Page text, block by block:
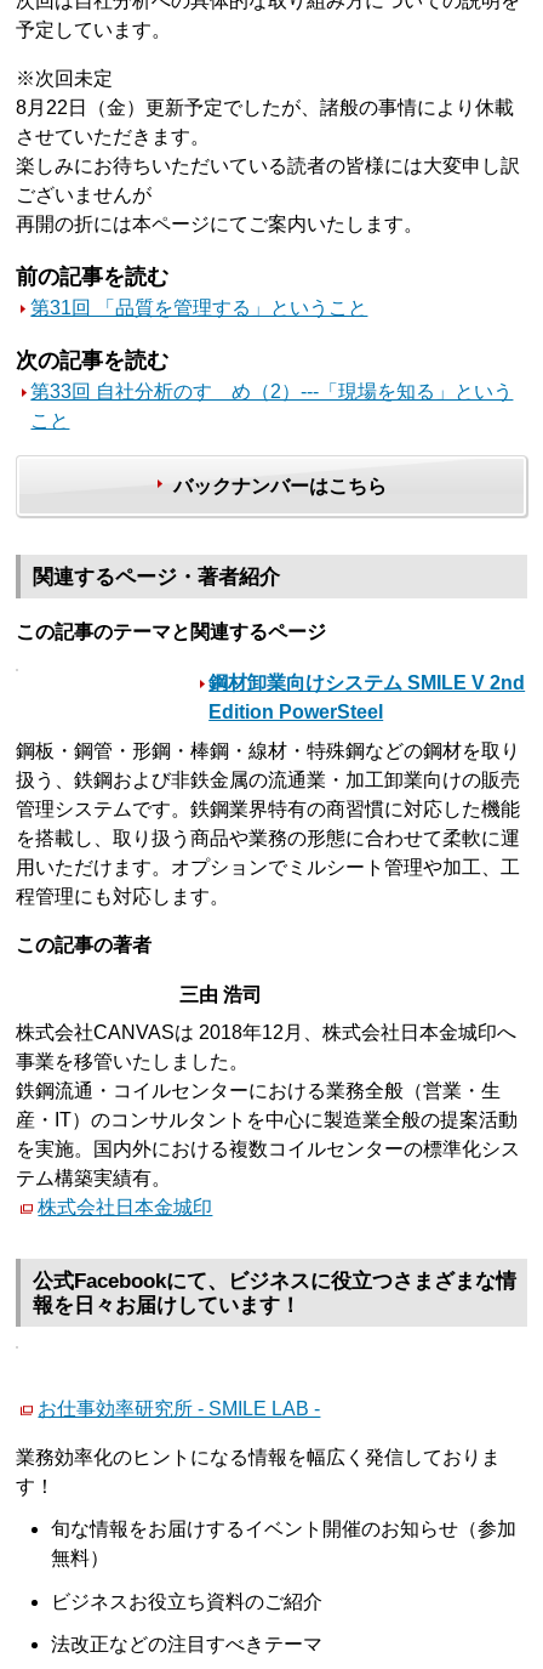
予定しています。
※次回未定
8月22日（金）更新予定でしたが、諸般の事情により休載
させていただきます。
楽しみにお待ちいただいている読者の皆様には大変申し訳
ございませんが
再開の折には本ページにてご案内いたします。
前の記事を読む
第31回 「品質を管理する」ということ
次の記事を読む
第33回 自社分析のすゝめ（2）---「現場を知る」という
こと
バックナンバーはこちら
関連するページ・著者紹介
この記事のテーマと関連するページ
鋼材卸業向けシステム SMILE V 2nd
Edition PowerSteel
鋼板・鋼管・形鋼・棒鋼・線材・特殊鋼などの鋼材を取り
扱う、鉄鋼および非鉄金属の流通業・加工卸業向けの販売
管理システムです。鉄鋼業界特有の商習慣に対応した機能
を搭載し、取り扱う商品や業務の形態に合わせて柔軟に運
用いただけます。オプションでミルシート管理や加工、工
程管理にも対応します。
この記事の著者
三由 浩司
株式会社CANVASは 2018年12月、株式会社日本金城印へ
事業を移管いたしました。
鉄鋼流通・コイルセンターにおける業務全般（営業・生
産・IT）のコンサルタントを中心に製造業全般の提案活動
を実施。国内外における複数コイルセンターの標準化シス
テム構築実績有。
株式会社日本金城印
公式Facebookにて、ビジネスに役立つさまざまな情
報を日々お届けしています！
お仕事効率研究所 - SMILE LAB -
業務効率化のヒントになる情報を幅広く発信しておりま
す！
旬な情報をお届けするイベント開催のお知らせ（参加
無料）
ビジネスお役立ち資料のご紹介
法改正などの注目すべきテーマ